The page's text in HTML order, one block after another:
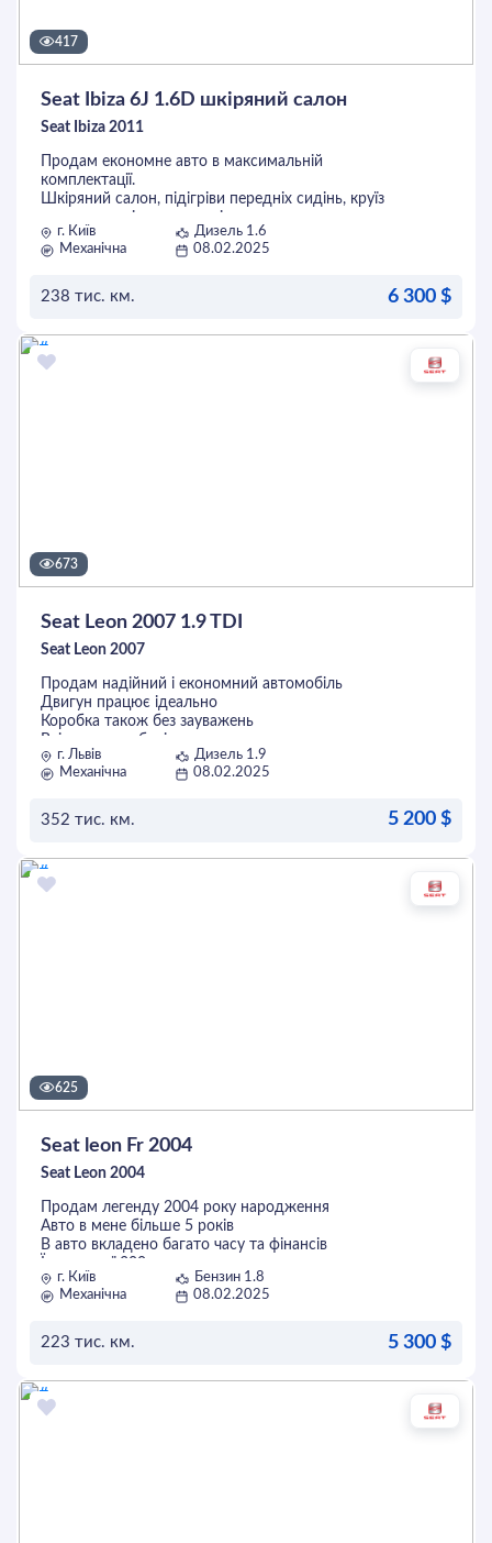
417
Seat Ibiza 6J 1.6D шкіряний салон
Seat Ibiza 2011
Продам економне авто в максимальній
комплектації.
Шкіряний салон, підігріви передніх сидінь, круїз
мультимедією з керма, тонування. Розхід по місту
- 5.5 л/100 км. По кузову майже без зауважень.
г. Київ
Дизель 1.6
Механічна
08.02.2025
238 тис. км. 6 300 $
ОСТАВИТЬ ЗАЯВКУ
673
Seat Leon 2007 1.9 TDI
Seat Leon 2007
Продам надійний і економний автомобіль
Двигун працює ідеально
Коробка також без зауважень
Всі кнопки робочі
Замінено комплект щеплення з демфером
Два ключі
Без торгу
г. Львів
Дизель 1.9
Механічна
08.02.2025
352 тис. км. 5 200 $
ОСТАВИТЬ ЗАЯВКУ
625
Seat leon Fr 2004
Seat Leon 2004
Продам легенду 2004 року народження
Авто в мене більше 5 років
В авто вкладено багато часу та фінансів
Їде на свої 300 сил
Салон повністю в алькантарі
Мотор 1.8 Турбо (Bam)
Не димить , масло не жре !!!
Форсунки 550
Насос Aeromotive 340
г. Київ
Бензин 1.8
Механічна
08.02.2025
223 тис. км. 5 300 $
ОСТАВИТЬ ЗАЯВКУ